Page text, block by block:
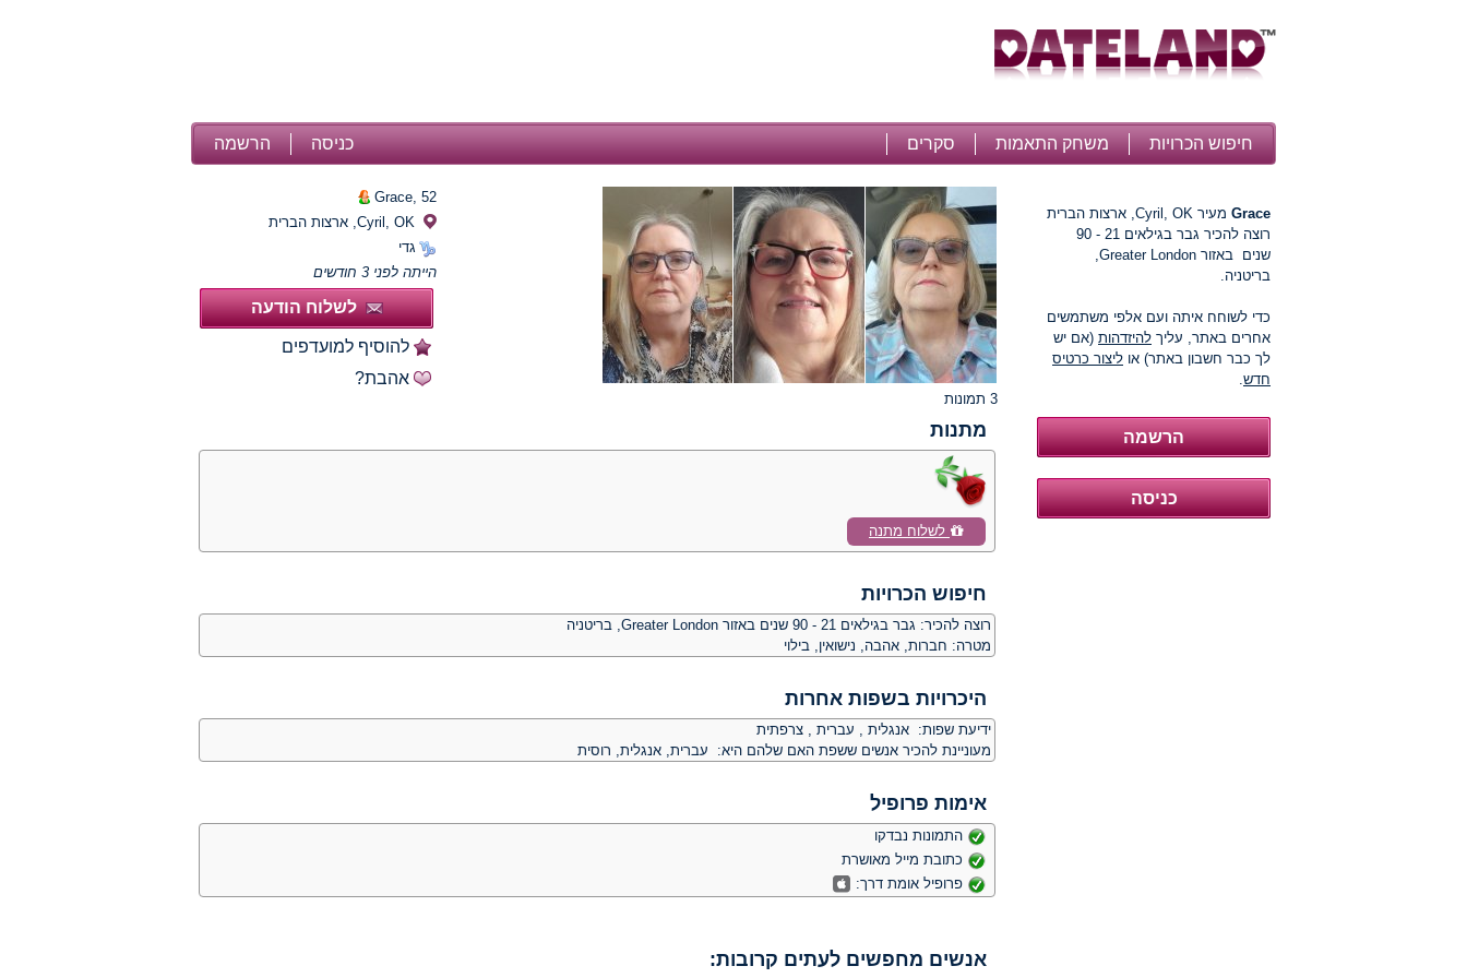
חיפוש הכרויות משחק התאמות סקרים הרשמה כניסה
Grace
מעיר Cyril, OK, ארצות הברית
רוצה להכיר גבר בגילאים 21 - 90
שנים באזור Greater London,
בריטניה.
כדי לשוחח איתה ועם אלפי משתמשים
אחרים באתר, עליך להיזדהות (אם יש
לך כבר חשבון באתר) או ליצור כרטיס
חדש.
3 תמונות
Grace, 52
גדי
הייתה לפני 3 חודשים
לשלוח הודעה
להוסיף למועדפים
אהבת?
מתנות
לשלוח מתנה
חיפוש הכרויות
רוצה להכיר: גבר בגילאים 21 - 90 שנים באזור Greater London, בריטניה
מטרה: חברות, אהבה, נישואין, בילוי
היכרויות בשפות אחרות
ידיעת שפות: אנגלית , עברית , צרפתית
מעוניינת להכיר אנשים ששפת האם שלהם היא: עברית, אנגלית, רוסית
אימות פרופיל
התמונות נבדקו
כתובת מייל מאושרת
פרופיל אומת דרך:
אנשים מחפשים לעתים קרובות: